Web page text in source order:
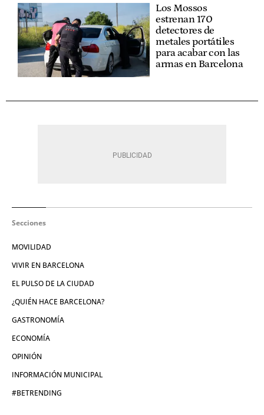
Los Mossos
estrenan 170
detectores de
metales portátiles
para acabar con las
armas en Barcelona
Secciones
MOVILIDAD
VIVIR EN BARCELONA
EL PULSO DE LA CIUDAD
¿QUIÉN HACE BARCELONA?
GASTRONOMÍA
ECONOMÍA
OPINIÓN
INFORMACIÓN MUNICIPAL
#BETRENDING